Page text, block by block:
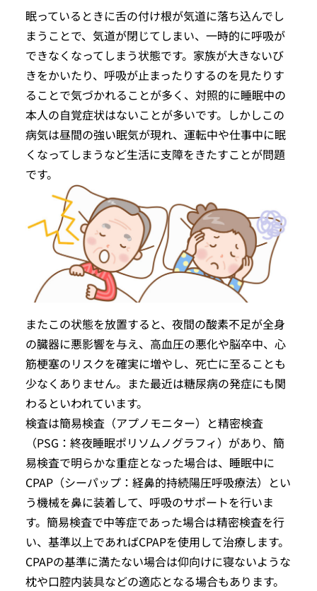
眠っているときに舌の付け根が気道に落ち込んでし
まうことで、気道が閉じてしまい、一時的に呼吸が
できなくなってしまう状態です。家族が大きないび
きをかいたり、呼吸が止まったりするのを見たりす
ることで気づかれることが多く、対照的に睡眠中の
本人の自覚症状はないことが多いです。しかしこの
病気は昼間の強い眠気が現れ、運転中や仕事中に眠
くなってしまうなど生活に支障をきたすことが問題
です。
またこの状態を放置すると、夜間の酸素不足が全身
の臓器に悪影響を与え、高血圧の悪化や脳卒中、心
筋梗塞のリスクを確実に増やし、死亡に至ることも
少なくありません。また最近は糖尿病の発症にも関
わるといわれています。
検査は簡易検査（アプノモニター）と精密検査
（PSG：終夜睡眠ポリソムノグラフィ）があり、簡
易検査で明らかな重症となった場合は、睡眠中に
CPAP（シーパップ：経鼻的持続陽圧呼吸療法）とい
う機械を鼻に装着して、呼吸のサポートを行いま
す。簡易検査で中等症であった場合は精密検査を行
い、基準以上であればCPAPを使用して治療します。
CPAPの基準に満たない場合は仰向けに寝ないような
枕や口腔内装具などの適応となる場合もあります。